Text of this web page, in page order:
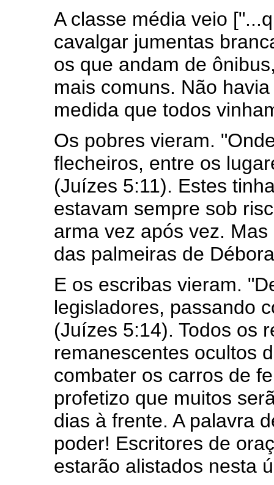
A classe média veio
cavalgar jumentas
os que andam de
mais comuns. Não
medida que todos
Os pobres vieram.
flecheiros, entre os
(Juízes 5:11). Estes
estavam sempre sob
arma vez após vez.
das palmeiras de
E os escribas vieram.
legisladores, passando
(Juízes 5:14). Todos os
remanescentes ocultos
combater os carros de
profetizo que muitos
dias à frente. A palavra
poder! Escritores de
estarão alistados nesta